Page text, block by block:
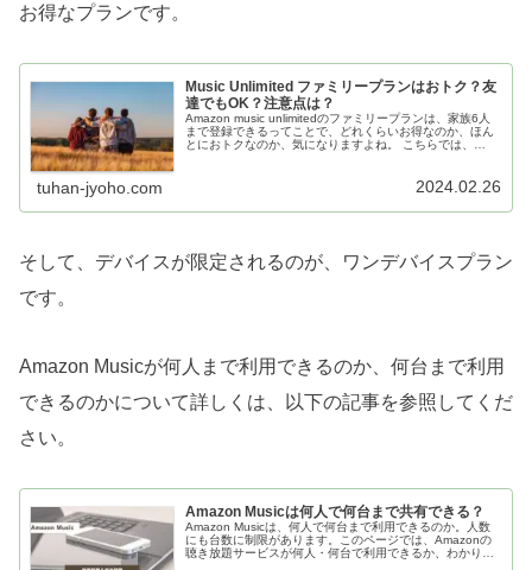
お得なプランです。
Music Unlimited ファミリープランはおトク？友
達でもOK？注意点は？
Amazon music unlimitedのファミリープランは、家族6人
まで登録できるってことで、どれくらいお得なのか、ほん
とにおトクなのか、気になりますよね。 こちらでは、
tuhan-jyoho.com 2024.02.26
そして、デバイスが限定されるのが、ワンデバイスプラン
です。
Amazon Musicが何人まで利用できるのか、何台まで利用
できるのかについて詳しくは、以下の記事を参照してくだ
さい。
Amazon Musicは何人で何台まで共有できる？
Amazon Musicは、何人で何台まで利用できるのか。人数
にも台数に制限があります。このページでは、Amazonの
聴き放題サービスが何人・何台で利用できるか、わかりや